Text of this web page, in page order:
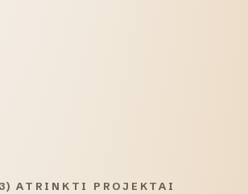
ATRINKTI PROJEKTAI